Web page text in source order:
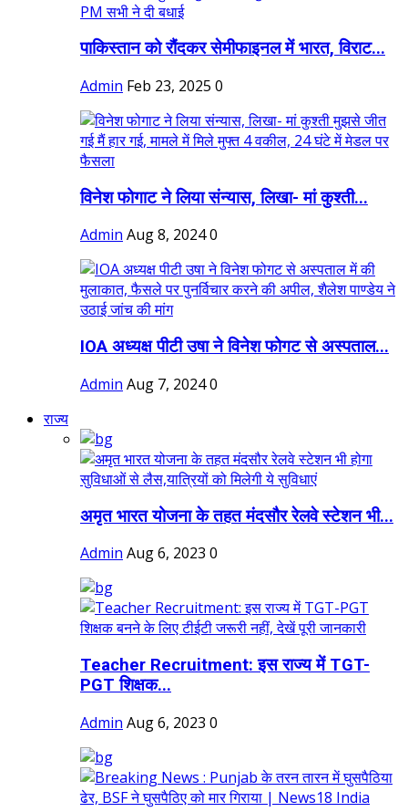
पाकिस्तान को रौंदकर सेमीफाइनल में भारत, विराट...
Admin Feb 23, 2025 0
विनेश फोगाट ने लिया संन्यास, लिखा- मां कुश्ती...
Admin Aug 8, 20240
IOA अध्यक्ष पीटी उषा ने विनेश फोगट से अस्पताल...
Admin Aug 7, 20240
राज्य
अमृत भारत योजना के तहत मंदसौर रेलवे स्टेशन भी...
Admin Aug 6, 2023 0
Teacher Recruitment: इस राज्य में TGT-
PGT शिक्षक...
Admin Aug 6, 2023 0